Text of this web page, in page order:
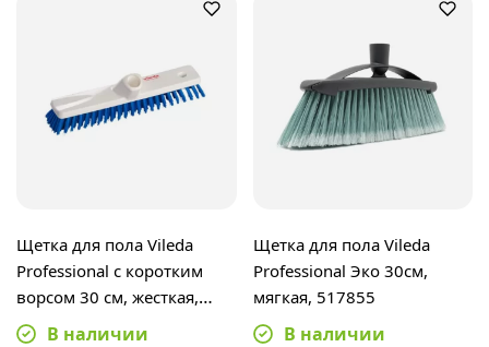
Щетка для пола Vileda
Professional с коротким
ворсом 30 см, жесткая,
145884В наличии
Щетка для пола Vileda
Professional Эко 30см,
мягкая, 517855
В наличии